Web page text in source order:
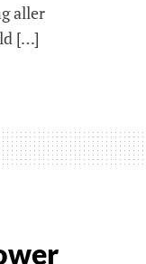
aller
[…]